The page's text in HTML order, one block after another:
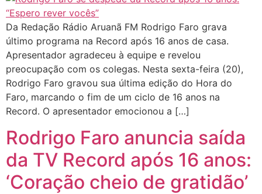
Da Redação Rádio Aruanã FM Rodrigo Faro grava
último programa na Record após 16 anos de casa.
Apresentador agradeceu à equipe e revelou
preocupação com os colegas. Nesta sexta-feira (20),
Rodrigo Faro gravou sua última edição do Hora do
Faro, marcando o fim de um ciclo de 16 anos na
Record. O apresentador emocionou a […]
Rodrigo Faro anuncia saída
da TV Record após 16 anos:
‘Coração cheio de gratidão’